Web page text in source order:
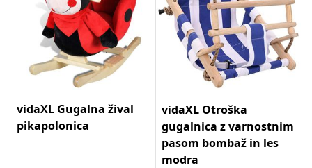
vidaXL Gugalna žival
pikapolonica
vidaXL Otroška
gugalnica z varnostnim
pasom bombaž in les
modra